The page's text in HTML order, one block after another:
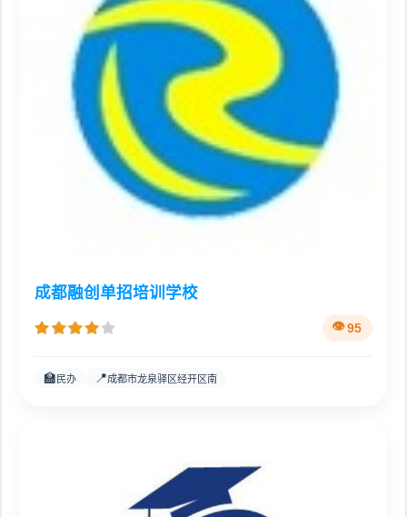
成都融创单招培训学校
95
🏫 民办 📍成都市龙泉驿区经开区南